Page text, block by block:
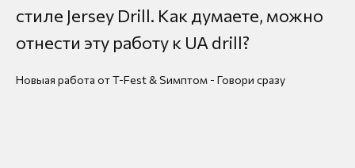
стиле Jersey Drill. Как думаете, можно
отнести эту работу к UA drill?
Новыая работа от T-Fest & Sимптом - Говори сразу